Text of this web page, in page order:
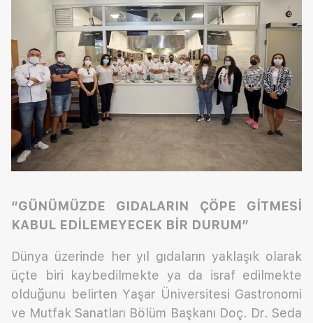
“GÜNÜMÜZDE GIDALARIN ÇÖPE GİTMESİ
KABUL EDİLEMEYECEK BİR DURUM”
Dünya üzerinde her yıl gıdaların yaklaşık olarak
üçte biri kaybedilmekte ya da israf edilmekte
olduğunu belirten Yaşar Üniversitesi Gastronomi
ve Mutfak Sanatları Bölüm Başkanı Doç. Dr. Seda